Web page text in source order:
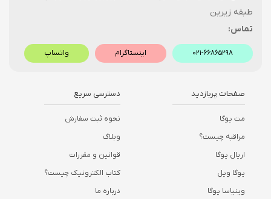
طبقه زیرین
تماس:
۰۲۱-۶۶۸۶۵۲۹۸ اینستاگرام واتساپ
صفحات پربازدید
مت یوگا
مراقبه چیست؟
اریال یوگا
یوگا ویل
وینیاسا یوگا
دسترسی سریع
نحوه ثبت سفارش
وبلاگ
قوانین و مقررات
کتاب الکترونیک چیست؟
درباره ما